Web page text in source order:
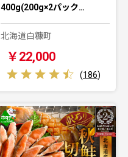
400g(200g×2パック…
北海道白糠町
￥22,000
(186)